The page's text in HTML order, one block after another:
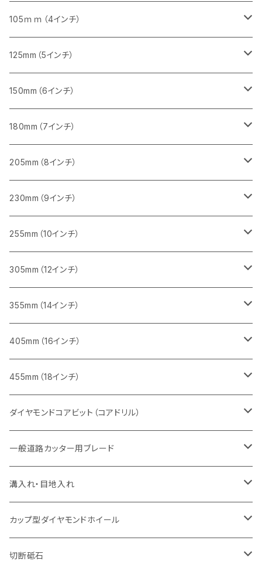
セグメント（特殊凸凹加工チップ）
セグメント
セグメント（一般道路カッター用
473mm（18インチ）
セグメント（一般道路カッター用
セグメント
セグメント（特殊凸凹加工チップ）
355mm（14インチ）
セグメント
セグメント（特殊凸凹加工チップ）
405mm（16インチ）
セグメントタイプ
砥石（補強綱入り）
砥石（補強綱入り）
355mm（14インチ）
砥石（補強綱入り）
255ｍｍ（10インチ）
一般道路カッター用
305ｍｍ（12インチ）
一般道路カッター用
355ｍｍ（14インチ）
一般道路カッター用
405mm（16インチ）
一般道路カッター用
455ｍｍ（18インチ）
一般道路カッター用
105ｍｍ（4インチ）
タイル切断用
みかげ石（御影石）切断用
コンクリート切断用
ブロック切断用
レンガ切断用
インターロッキング切断用
鋳鉄管切断用
ヒューム管・U字溝切断用
125mm（5インチ）
タイル切断用
みかげ石（御影石）切断用
コンクリート切断用
ブロック切断用
レンガ切断用
インターロッキング切断用
鋳鉄管切断用
ヒューム管・U字溝切断用
FRP切断用
塩ビ管・キッチンパネル切断用
大理石
150mm（6インチ）
みかげ石（御影石）切断用
コンクリート切断用
ブロック切断用
レンガ切断用
インターロッキング切断用
鋳鉄管切断用
ヒューム管・U字溝切断用
180mm（7インチ）
みかげ石（御影石）切断用
コンクリート切断用
ブロック切断用
レンガ切断用
インターロッキング切断用
鋳鉄管切断用
ヒューム管・U字溝切断用
205mm（8インチ）
みかげ石（御影石）切断用
コンクリート切断用
ブロック切断用
レンガ切断用
インターロッキング切断用
鋳鉄管切断用
ヒューム管・U字溝切断用
230mm（9インチ）
みかげ石（御影石）切断用
コンクリート切断用
ブロック切断用
レンガ切断用
インターロッキング切断用
鋳鉄管切断用
ヒューム管・U字溝切断用
255mm（10インチ）
コンクリート切断用
一般道路カッター用
ブロック切断用
レンガ切断用
インターロッキング切断用
一般道路カッター用
ヒューム管・U字溝切断用
アスファルト切断用
一般道路カッター用
305mm（12インチ）
みかげ石（御影石）切断用
セグメント
セグメント（特殊凹凸加工チップ
鉄筋コンクリート切断用
セグメントタイプ
コンクリート切断用
セグメント
セグメント（特殊凸凹加工チップ
ブロック切断用
セグメント
セグメント（特殊凸凹加工チップ
レンガ切断用
セグメント
セグメント（特殊凸凹加工チップ
インターロッキング切断用
セグメントタイプ
一般道路カッター用
鋳鉄管切断用
セグメントタイプ
ヒューム管・U字溝切断用
355mm（14インチ）
みかげ石（御影石）切断用
セグメント
セグメント（特殊凸凹加工チップ
鉄筋コンクリート切断用
セグメントタイプ
コンクリート切断用
セグメント
セグメント（特殊凸凹加工チップ
ブロック切断用
セグメント
セグメント（特殊凸凹加工チップ
レンガ切断用
セグメント
セグメント（特殊凸凹加工チップ
インターロッキング切断用
セグメントタイプ
鋳鉄管切断用
405mm（16インチ）
みかげ石（御影石）切断用
セグメントタイプ
コンクリート切断用
セグメントタイプ
一般道路カッター用
鉄筋コンクリート切断用
セグメントタイプ
インターロッキング切断用
セグメントタイプ
一般道路カッター用
鋳鉄管切断用
セグメントタイプ
ヒューム管・U字溝切断用
455mm（18インチ）
道路コンクリート切断用
道路アスファルト切断用
ダイヤモンドコアビット（コアドリル）
Aロット
有効長 250mm
有効長 370mm
Ｃロット
有効長 250mm
M27
有効長 250mm
一般道路カッター用ブレード
道路（アスファルト用）
255mm（10インチ）
305mm（12インチ）
道路（コンクリート舗装面）
255mm（10インチ）
道路（アス・コン兼用）
溝入れ・目地入れ
V型チップ
ストレート型チップ
カップ型ダイヤモンドホイール
100mm（4インチ）
切断砥石